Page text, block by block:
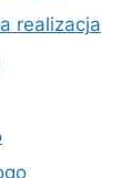
realizacja